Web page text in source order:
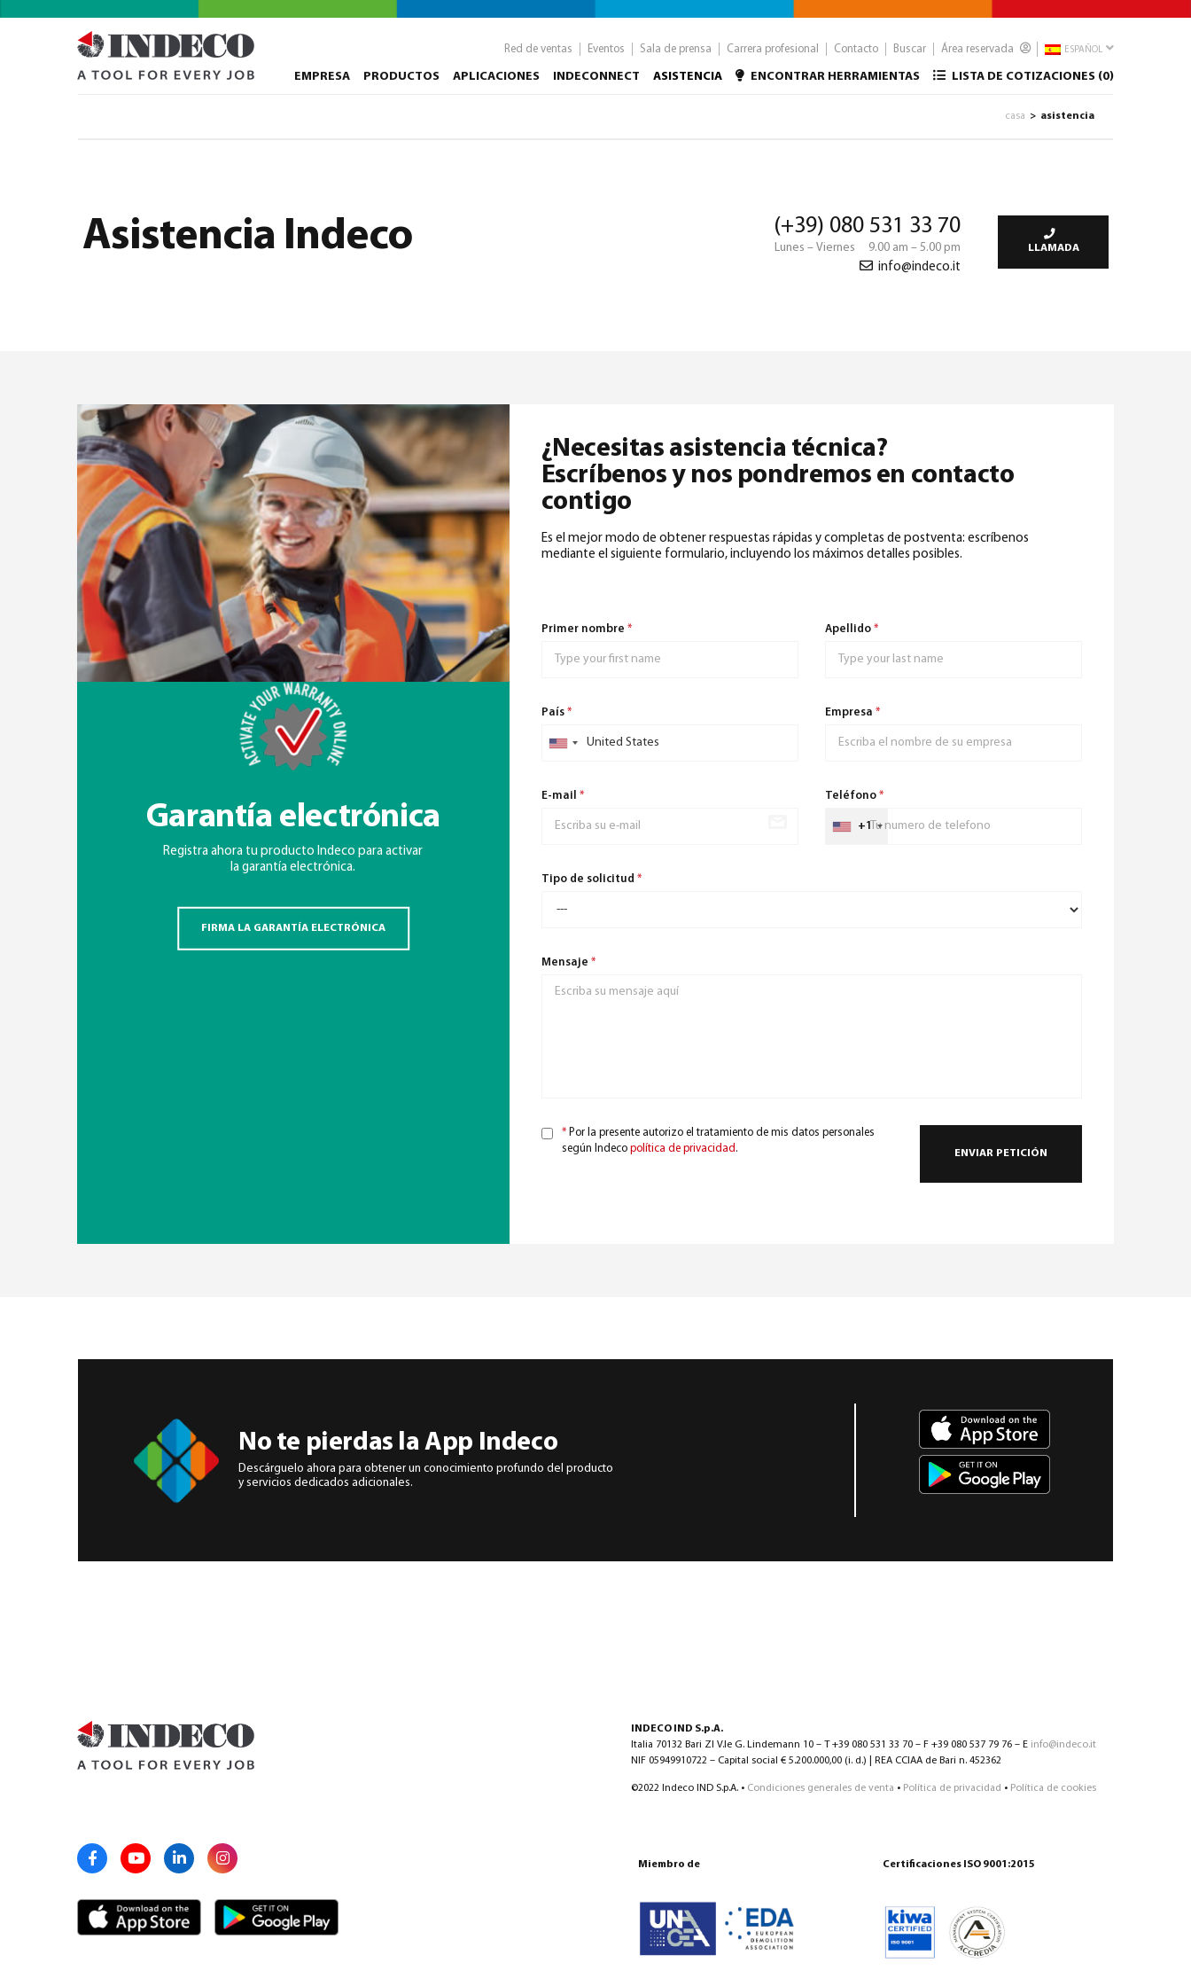
Red de ventas Eventos Sala de prensa Carrera profesional Contacto Buscar Área reservada ESPAÑOL
EMPRESA PRODUCTOS APLICACIONES INDECONNECT ASISTENCIA ENCONTRAR HERRAMIENTAS LISTA DE COTIZACIONES (0)
casa > asistencia
Asistencia Indeco (+39) 080 531 33 70
Lunes – Viernes 9.00 am – 5.00 pm
info@indeco.it
LLAMADA
Garantía electrónica
Registra ahora tu producto Indeco para activar
la garantía electrónica.
FIRMA LA GARANTÍA ELECTRÓNICA
¿Necesitas asistencia técnica?
Escríbenos y nos pondremos en contacto
contigo
Es el mejor modo de obtener respuestas rápidas y completas de postventa: escríbenos
mediante el siguiente formulario, incluyendo los máximos detalles posibles.
Primer nombre * Apellido *
País * Empresa *
E-mail * Teléfono *
+1
Tipo de solicitud *
Mensaje *
*Por la presente autorizo el tratamiento de mis datos personales
según Indeco política de privacidad .
No te pierdas la App Indeco
Descárguelo ahora para obtener un conocimiento profundo del producto
y servicios dedicados adicionales.
INDECO IND S.p.A.
Italia 70132 Bari ZI V.le G. Lindemann 10 – T +39 080 531 33 70 – F +39 080 537 79 76 – E info@indeco.it
NIF 05949910722 – Capital social € 5.200.000,00 (i. d.) | REA CCIAA de Bari n. 452362
©2022 Indeco IND S.p.A. • Condiciones generales de venta • Política de privacidad • Política de cookies
Miembro de Certificaciones ISO 9001:2015